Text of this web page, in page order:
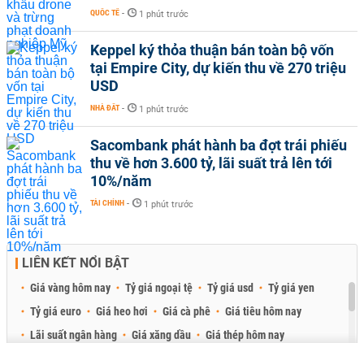
QUỐC TẾ - 1 phút trước
Keppel ký thỏa thuận bán toàn bộ vốn
tại Empire City, dự kiến thu về 270 triệu
USD
NHÀ ĐẤT - 1 phút trước
Sacombank phát hành ba đợt trái phiếu
thu về hơn 3.600 tỷ, lãi suất trả lên tới
10%/năm
TÀI CHÍNH - 1 phút trước
LIÊN KẾT NỔI BẬT
Giá vàng hôm nay Tỷ giá ngoại tệ Tỷ giá usd
Tỷ giá yen
Tỷ giá euro
Giá heo hơi Giá cà phê
Giá tiêu hôm nay
Lãi suất ngân hàng
Giá xăng dầu Giá thép hôm nay